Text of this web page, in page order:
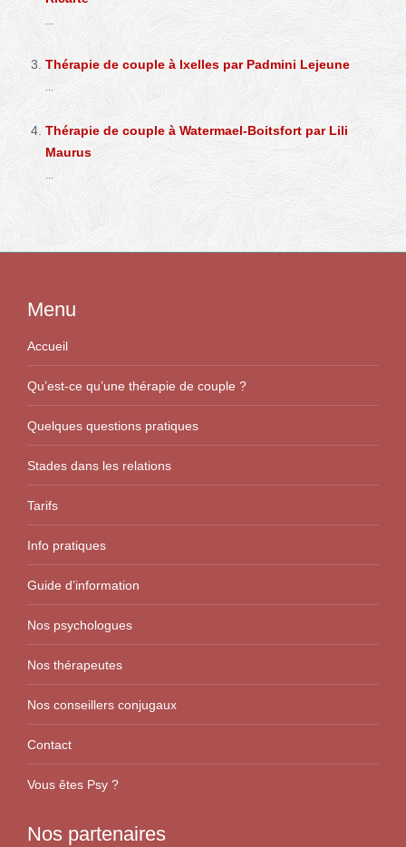
Thérapie de couple à Ixelles par Padmini Lejeune
Thérapie de couple à Watermael-Boitsfort par Lili
Maurus
Menu
Accueil
Qu’est-ce qu’une thérapie de couple ?
Quelques questions pratiques
Stades dans les relations
Tarifs
Info pratiques
Guide d’information
Nos psychologues
Nos thérapeutes
Nos conseillers conjugaux
Contact
Vous êtes Psy ?
Nos partenaires